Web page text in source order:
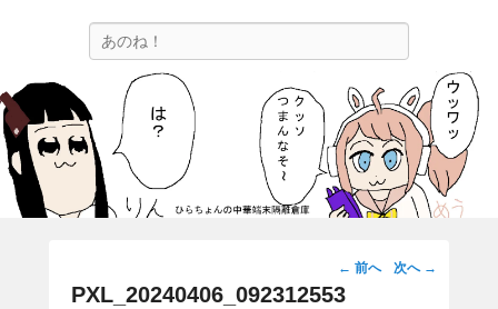
ひらちょんの中華端末隔離倉庫
ほたがページ上部にある検索バーを消してくれたサイトです。
画
像
← 前へ 次へ →
PXL_20240406_092312553